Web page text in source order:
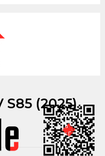
(2025)